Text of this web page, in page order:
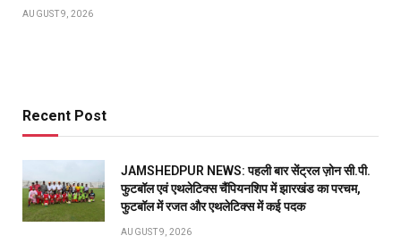
AUGUST 9, 2026
Recent Post
JAMSHEDPUR NEWS: पहली बार सेंट्रल ज़ोन सी.पी.
फुटबॉल एवं एथलेटिक्स चैंपियनशिप में झारखंड का परचम,
फुटबॉल में रजत और एथलेटिक्स में कई पदक
AUGUST 9, 2026